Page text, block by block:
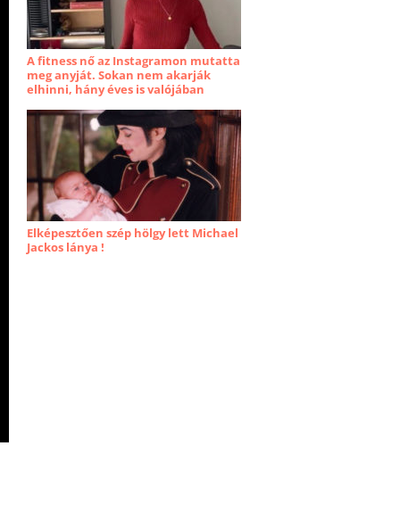
A fitness nő az Instagramon mutatta
meg anyját. Sokan nem akarják
elhinni, hány éves is valójában
Elképesztően szép hölgy lett Michael
Jackos lánya !